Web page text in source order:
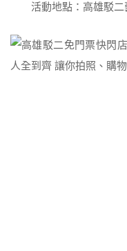
活動地點：高雄駁